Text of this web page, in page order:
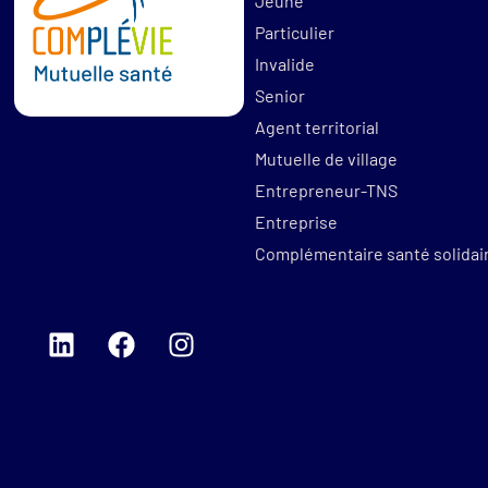
Particulier
Invalide
Senior
Agent territorial
Mutuelle de village
Entrepreneur-TNS
Entreprise
Complémentaire santé